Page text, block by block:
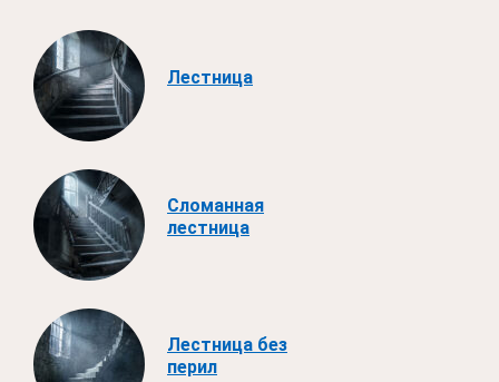
Лестница
Сломанная
лестница
Лестница без
перил